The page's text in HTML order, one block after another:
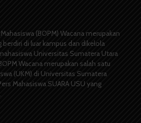
(BOPM) Wacana merupakan
di luar kampus dan dikelola
Universitas Sumatera Utara
Wacana merupakan salah satu
(UKM) di Universitas Sumatera
Mahasiswa SUARA USU yang